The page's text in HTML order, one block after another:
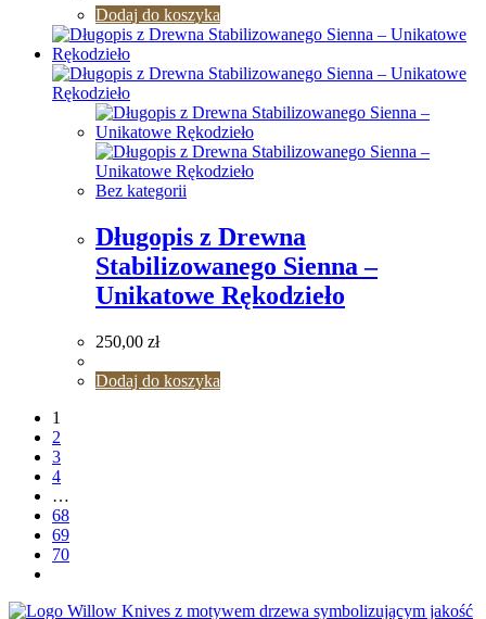
Dodaj do koszyka
Bez kategorii
Długopis z Drewna
Stabilizowanego Sienna –
Unikatowe Rękodzieło
250,00 zł
Dodaj do koszyka
1
2
3
4
…
68
69
70